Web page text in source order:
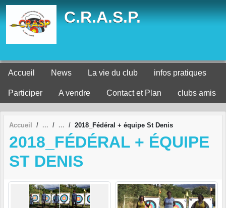
C.R.A.S.P.
Accueil News La vie du club infos pratiques
Participer A vendre Contact et Plan clubs amis
Accueil 2018_Fédéral + équipe St Denis
2018_FÉDÉRAL + ÉQUIPE
ST DENIS
Panneau de gestion des cookies